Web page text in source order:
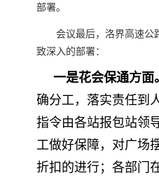
部署。
会议最后，洛界高速公
致深入的部署：
一是花会保通方面。
确分工，落实责任到
指令由各站报包站领
工做好保障，对广场
折扣的进行；各部门